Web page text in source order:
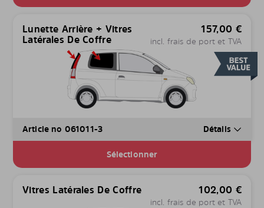
Lunette Arrière + Vitres
Latérales De Coffre
157,00 €
incl. frais de port et TVA
Article no 061011-3 Détails
Sélectionner
Vitres Latérales De Coffre 102,00 €
incl. frais de port et TVA